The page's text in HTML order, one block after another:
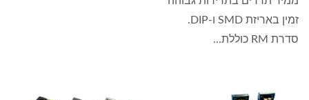
זמין באריזת SMD ו-DIP.
סדרת RM כוללת...